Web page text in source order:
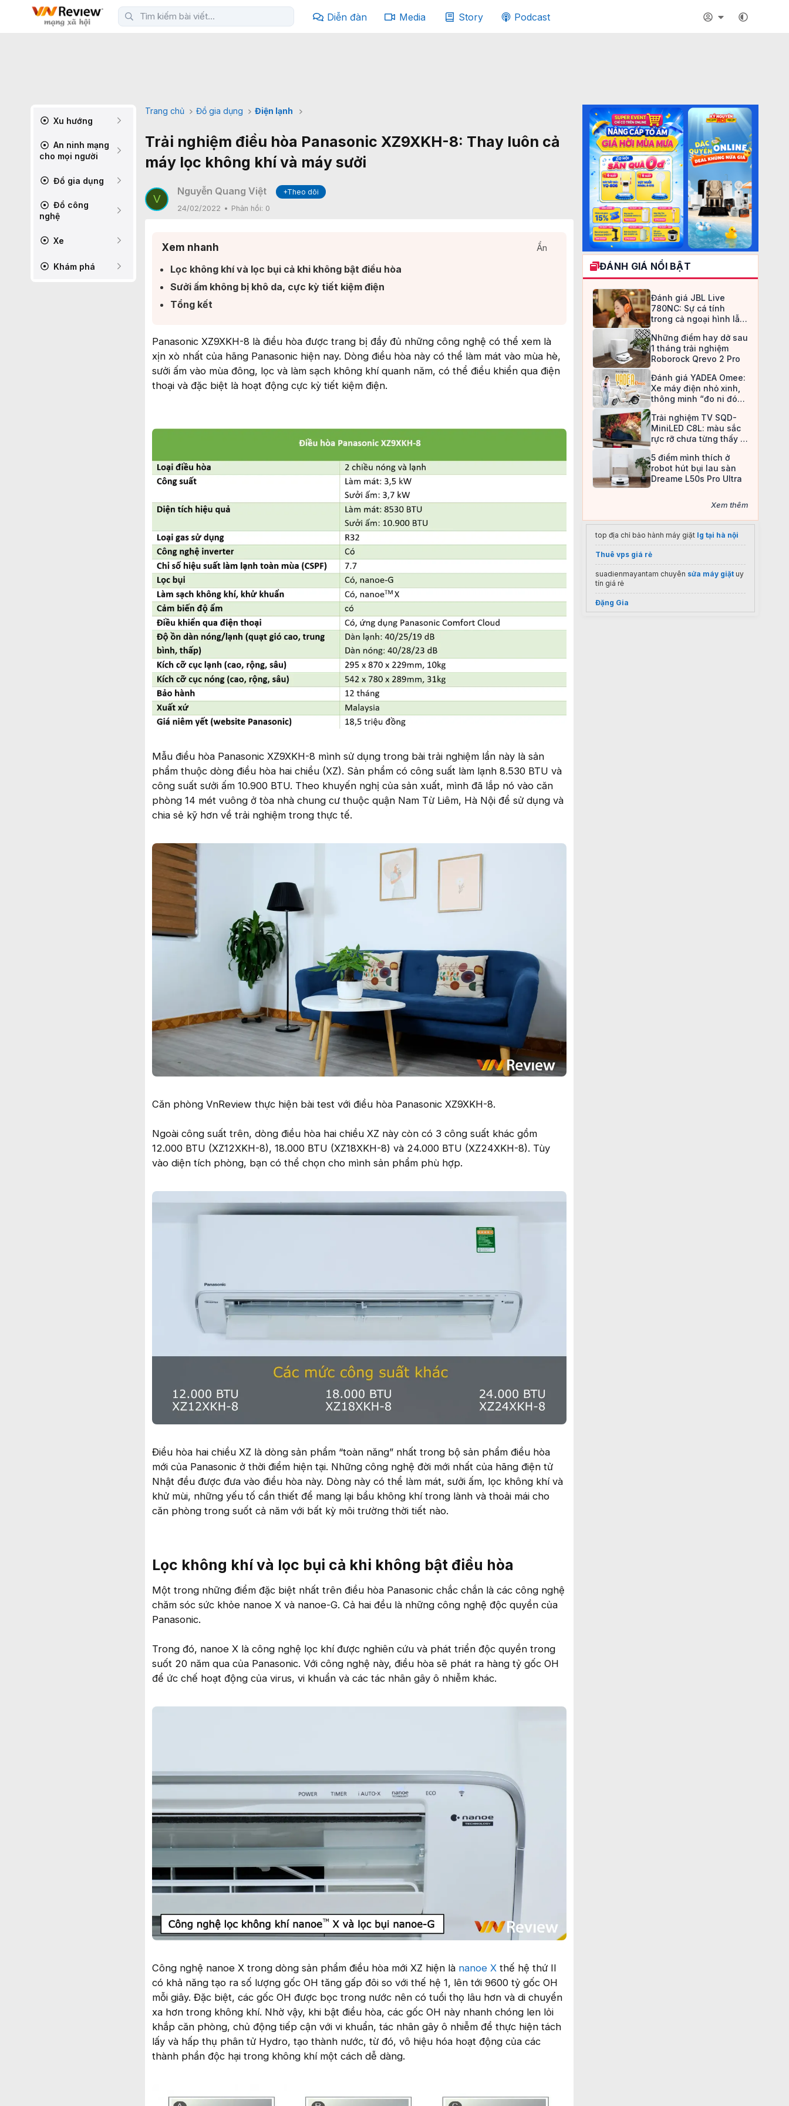
Diễn đàn Media Story Podcast
Xu hướng
An ninh mạng
cho mọi người
Đồ gia dụng
Đồ công
nghệ
Xe
Khám phá
Trang chủ Đồ gia dụng Điện lạnh
Trải nghiệm điều hòa Panasonic XZ9XKH-8: Thay luôn cả
máy lọc không khí và máy sưởi
V
Nguyễn Quang Việt
+Theo dõi
24/02/2022
Phản hồi: 0
Xem nhanh Ẩn
Lọc không khí và lọc bụi cả khi không bật điều hòa​
Sưởi ấm không bị khô da, cực kỳ tiết kiệm điện​
Tổng kết​
Panasonic XZ9XKH-8 là điều hòa được trang bị đầy đủ những công nghệ có thể xem là
xịn xò nhất của hãng Panasonic hiện nay. Dòng điều hòa này có thể làm mát vào mùa hè,
sưởi ấm vào mùa đông, lọc và làm sạch không khí quanh năm, có thể điều khiển qua điện
thoại và đặc biệt là hoạt động cực kỳ tiết kiệm điện.
Mẫu điều hòa Panasonic XZ9XKH-8 mình sử dụng trong bài trải nghiệm lần này là sản
phẩm thuộc dòng điều hòa hai chiều (XZ). Sản phẩm có công suất làm lạnh 8.530 BTU và
công suất sưởi ấm 10.900 BTU. Theo khuyến nghị của sản xuất, mình đã lắp nó vào căn
phòng 14 mét vuông ở tòa nhà chung cư thuộc quận Nam Từ Liêm, Hà Nội để sử dụng và
chia sẻ kỹ hơn về trải nghiệm trong thực tế.
Căn phòng VnReview thực hiện bài test với điều hòa Panasonic XZ9XKH-8.
Ngoài công suất trên, dòng điều hòa hai chiều XZ này còn có 3 công suất khác gồm
12.000 BTU (XZ12XKH-8), 18.000 BTU (XZ18XKH-8) và 24.000 BTU (XZ24XKH-8). Tùy
vào diện tích phòng, bạn có thể chọn cho mình sản phẩm phù hợp.
Điều hòa hai chiều XZ là dòng sản phẩm “toàn năng” nhất trong bộ sản phẩm điều hòa
mới của Panasonic ở thời điểm hiện tại. Những công nghệ đời mới nhất của hãng điện tử
Nhật đều được đưa vào điều hòa này. Dòng này có thể làm mát, sưởi ấm, lọc không khí và
khử mùi, những yếu tố cần thiết để mang lại bầu không khí trong lành và thoải mái cho
căn phòng trong suốt cả năm với bất kỳ môi trường thời tiết nào.
Lọc không khí và lọc bụi cả khi không bật điều hòa​
Một trong những điểm đặc biệt nhất trên điều hòa Panasonic chắc chắn là các công nghệ
chăm sóc sức khỏe nanoe X và nanoe-G. Cả hai đều là những công nghệ độc quyền của
Panasonic.
Trong đó, nanoe X là công nghệ lọc khí được nghiên cứu và phát triển độc quyền trong
suốt 20 năm qua của Panasonic. Với công nghệ này, điều hòa sẽ phát ra hàng tỷ gốc OH
để ức chế hoạt động của virus, vi khuẩn và các tác nhân gây ô nhiễm khác.
Công nghệ nanoe X trong dòng sản phẩm điều hòa mới XZ hiện là nanoe X thế hệ thứ II
có khả năng tạo ra số lượng gốc OH tăng gấp đôi so với thế hệ 1, lên tới 9600 tỷ gốc OH
mỗi giây. Đặc biệt, các gốc OH được bọc trong nước nên có tuổi thọ lâu hơn và di chuyển
xa hơn trong không khí. Nhờ vậy, khi bật điều hòa, các gốc OH này nhanh chóng len lỏi
khắp căn phòng, chủ động tiếp cận với vi khuẩn, tác nhân gây ô nhiễm để thực hiện tách
lấy và hấp thụ phân tử Hydro, tạo thành nước, từ đó, vô hiệu hóa hoạt động của các
thành phần độc hại trong không khí một cách dễ dàng.
ĐÁNH GIÁ NỔI BẬT
Đánh giá JBL Live
780NC: Sự cá tính
trong cả ngoại hình lẫn
Những điểm hay dở sau
1 tháng trải nghiệm
Roborock Qrevo 2 Pro
Đánh giá YADEA Omee:
Xe máy điện nhỏ xinh,
thông minh “đo ni đóng
Trải nghiệm TV SQD-
MiniLED C8L: màu sắc
rực rỡ chưa từng thấy ở
5 điểm mình thích ở
robot hút bụi lau sàn
Dreame L50s Pro Ultra
Xem thêm
top địa chỉ bảo hành máy giặt lg tại hà nội
Thuê vps giá rẻ
suadienmayantam chuyên sửa máy giặt uy
tín giá rẻ
Đặng Gia